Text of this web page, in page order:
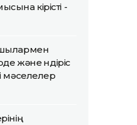
кірісті -
және өндіріс
мәселелер